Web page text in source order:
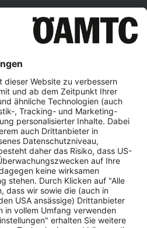
Kontakt
an und Sie erhalten
und Vergünstigungen